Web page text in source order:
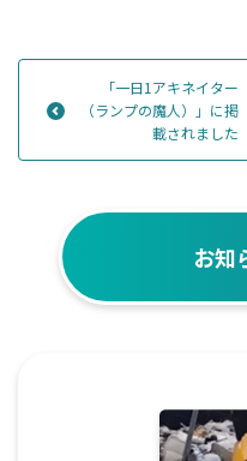
「一日1アキネイター
（ランプの魔人）」に掲
載されました
お知